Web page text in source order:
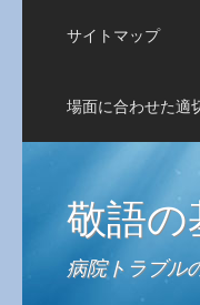
サイトマップ
場面に合わせた適
敬語
病院トラブル